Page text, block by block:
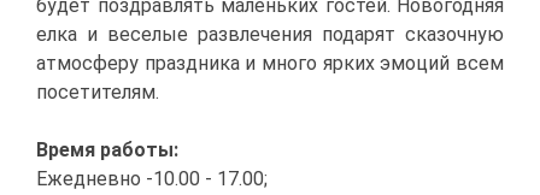
бу­дет по­здрав­лять ма­лень­ких го­стей. Но­во­год­няя
ел­ка и ве­се­лые раз­вле­че­ния по­да­рят ска­зоч­ную
ат­мо­сфе­ру празд­ни­ка и мно­го яр­ких эмо­ций всем
по­се­ти­те­лям.
Вре­мя ра­бо­ты:
Еже­днев­но -10.00 - 17.00;